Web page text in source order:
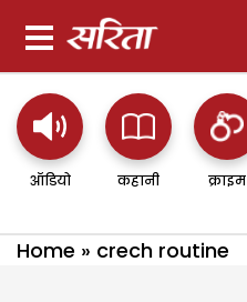
ऑडियो कहानी क्राइम
Home » crech routine